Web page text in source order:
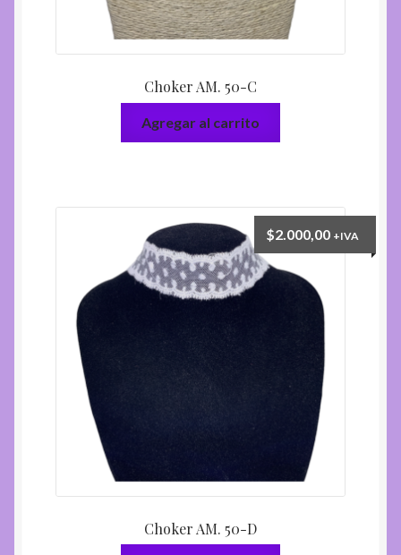
Choker AM. 50-C
Agregar al carrito
Choker AM. 50-D
$2.000,00 +IVA